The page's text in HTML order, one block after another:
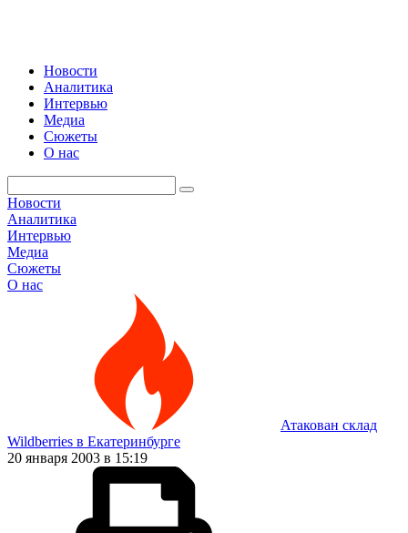
Новости
Аналитика
Интервью
Медиа
Сюжеты
О нас
Новости
Аналитика
Интервью
Медиа
Сюжеты
О нас
Атакован склад
Wildberries в Екатеринбурге
20 января 2003 в 15:19